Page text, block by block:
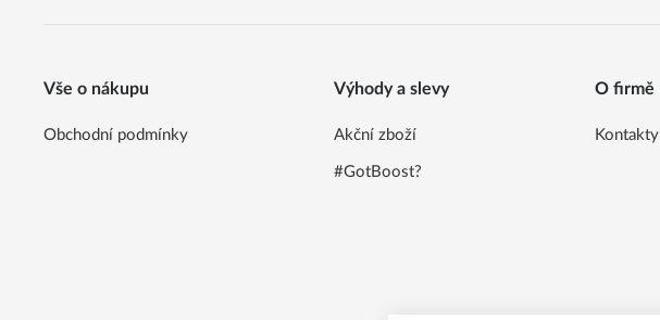
Vše o nákupu
Obchodní podmínky
Výhody a slevy
Akční zboží
#GotBoost?
O firmě
Kontakty